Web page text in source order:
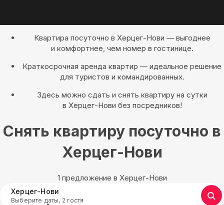
Квартира посуточно в Херцег-Нови — выгоднее
и комфортнее, чем номер в гостинице.
Краткосрочная аренда квартир — идеальное решение
для туристов и командированных.
Здесь можно сдать и снять квартиру на сутки
в Херцег-Нови без посредников!
Снять квартиру посуточно в
Херцег-Нови
1 предложение в Херцег-Нови
Херцег-Нови
Выберите даты, 2 гостя